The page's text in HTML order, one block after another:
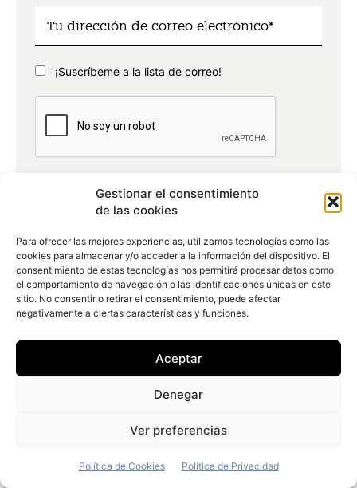
Gestionar el consentimiento
de las cookies
Para ofrecer las mejores experiencias, utilizamos tecnologías como las
cookies para almacenar y/o acceder a la información del dispositivo. El
consentimiento de estas tecnologías nos permitirá procesar datos como
el comportamiento de navegación o las identificaciones únicas en este
sitio. No consentir o retirar el consentimiento, puede afectar
negativamente a ciertas características y funciones.
Aceptar
Denegar
Ver preferencias
Política de Cookies Política de Privacidad
¡Suscríbeme a la lista de correo!
Más información